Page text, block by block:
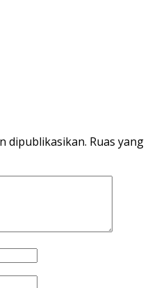
dipublikasikan. Ruas yang